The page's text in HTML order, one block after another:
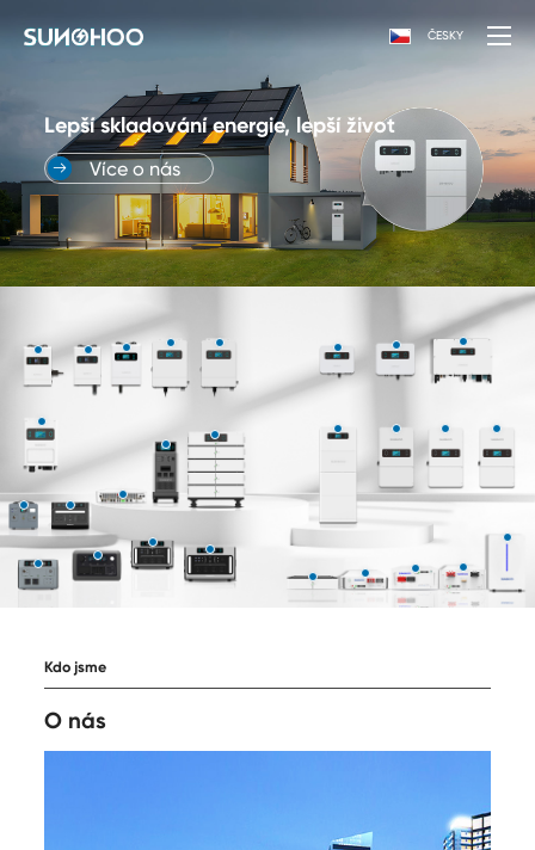
ČESKY
Lepší skladování energie, lepší život
 Více o nás
Kdo jsme
O nás